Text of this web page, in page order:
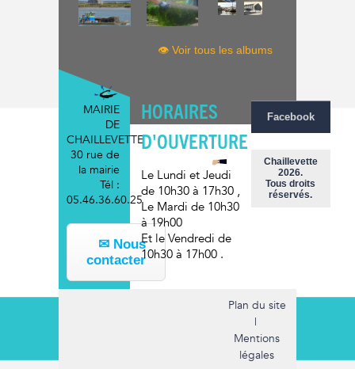
👁 Voir tous les albums
MAIRIE
DE
CHAILLEVETTE
30 rue de
la mairie
Tél :
05.46.36.60.25
✉ Nous
contacter
HORAIRES
D'OUVERTURE
Le Lundi et Jeudi
de 10h30 à 17h30 ,
Le Mardi de 10h30
à 19h00
Et le Vendredi de
10h30 à 17h00 .
Facebook
Chaillevette
2026.
Tous droits
réservés.
Plan du site
|
Mentions
légales